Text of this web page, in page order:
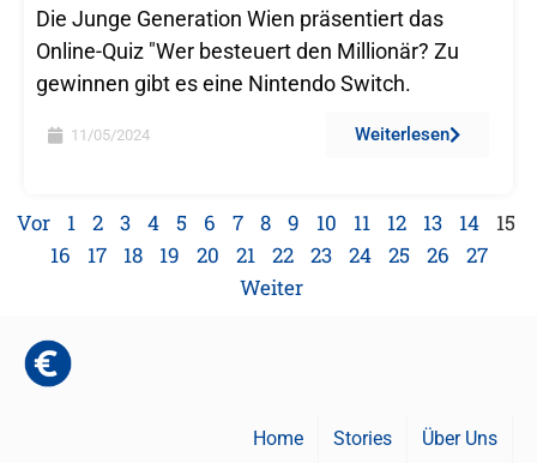
Die Junge Generation Wien präsentiert das
Online-Quiz "Wer besteuert den Millionär? Zu
gewinnen gibt es eine Nintendo Switch.
11/05/2024 Weiterlesen
Vor 1 2 3 4 5 6 7 8 9 10 11 12 13 14
15
16
17 18 19 20 21 22 23 24 25 26
27
Weiter
Home Stories Über Uns